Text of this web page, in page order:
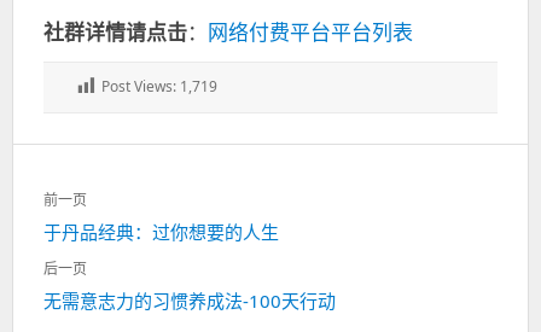
社群详情请点击： 网络付费平台平台列表
Post Views: 1,719
文
章
导
航
前一页
上
一
于丹品经典：过你想要的人生
后一页
下
无需意志力的习惯养成法-100天行动